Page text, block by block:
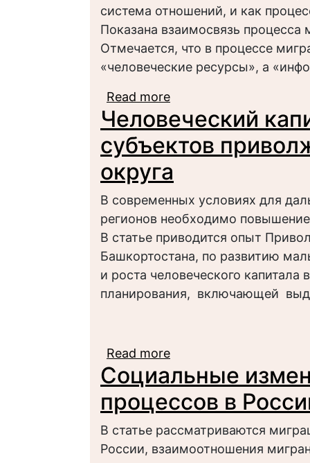
система отношений, и как
Показана взаимосвязь процесса
Отмечается, что в процессе
«человеческие ресурсы», а
Read more
Человеческий
субъектов
округа
В современных условиях для
регионов необходимо повышение
В статье приводится опыт
Башкортостана, по развитию
и роста человеческого
планирования, включающей
Read more
федерального округа
Социальные
процессов в
В статье рассматриваются
России, взаимоотношения